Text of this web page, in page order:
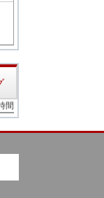
間